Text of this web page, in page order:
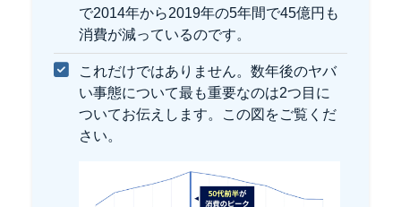
で2014年から2019年の5年間で45億円も
消費が減っているのです。
これだけではありません。数年後のヤバ
い事態について最も重要なのは2つ目に
ついてお伝えします。この図をご覧くだ
さい。